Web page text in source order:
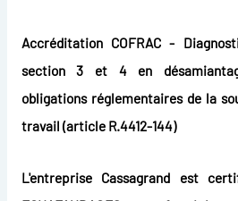
Accréditation COFRAC -
section 3 et 4 en
obligations réglementaires de la
travail (article R.4412-144)
L'entreprise Cassagrand est